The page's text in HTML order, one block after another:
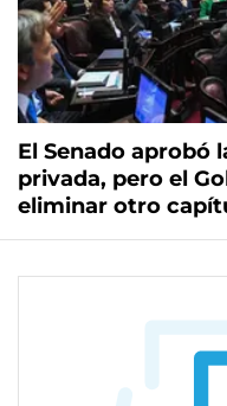
El Senado aprobó
privada, pero el
eliminar otro